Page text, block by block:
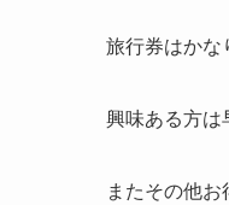
旅行券はかな
興味ある方は
またその他お